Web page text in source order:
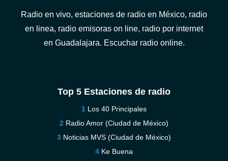
Radio en vivo, estaciones de radio en México, radio
en linea, radio emisoras on line, radio por internet
en Guadalajara. Escuchar radio online.
Top 5 Estaciones de radio
Los 40 Principales
Radio Amor (Ciudad de México)
Noticias MVS (Ciudad de México)
Ke Buena